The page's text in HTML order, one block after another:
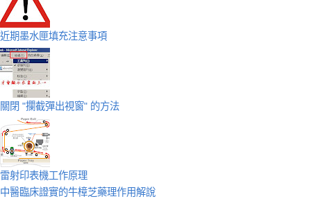
近期墨水匣填充注意事項
關閉 "攔截彈出視窗" 的方法
雷射印表機工作原理
中醫臨床證實的牛樟芝藥理作用解說